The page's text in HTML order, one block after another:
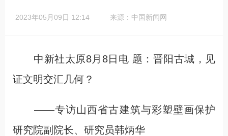
2023年05月09日 12:14 来源：中国新闻网
中新社太原8月8日电 题：晋阳古城，见
证文明交汇几何？
——专访山西省古建筑与彩塑壁画保护
研究院副院长、研究员韩炳华